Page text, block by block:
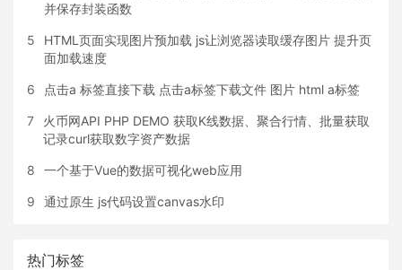
并保存封装函数
5
HTML页面实现图片预加载 js让浏览器读取缓存图片 提升页
面加载速度
6 点击a 标签直接下载 点击a标签下载文件 图片 html a标签
7
火币网API PHP DEMO 获取K线数据、聚合行情、批量获取
记录curl获取数字资产数据
8 一个基于Vue的数据可视化web应用
9 通过原生 js代码设置canvas水印
热门标签